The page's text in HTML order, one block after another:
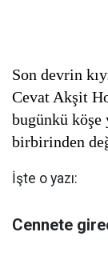
Son devrin
Cevat Akşit
bugünkü köşe
birbirinden
İşte o yazı:
Cennete